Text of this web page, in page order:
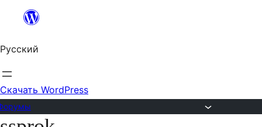
Перейти
содержимому
Русский
Скачать WordPress
Перейти